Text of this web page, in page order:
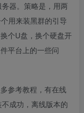
器。策略是，用两
用来装黑群的引导
个U盘，换个硬盘开
平台上的一些问
参考教程，有在线
成功，离线版本的